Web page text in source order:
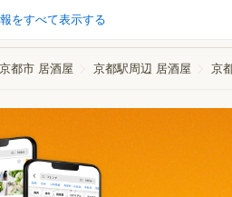
をすべて表示する
京都市 居酒屋 京都駅周辺 居酒屋 京